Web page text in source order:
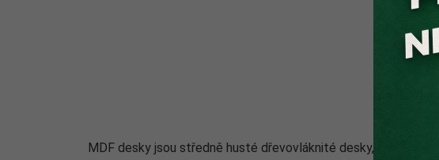
MDF desky jsou středně husté dřevovláknité desky, vyráběné z